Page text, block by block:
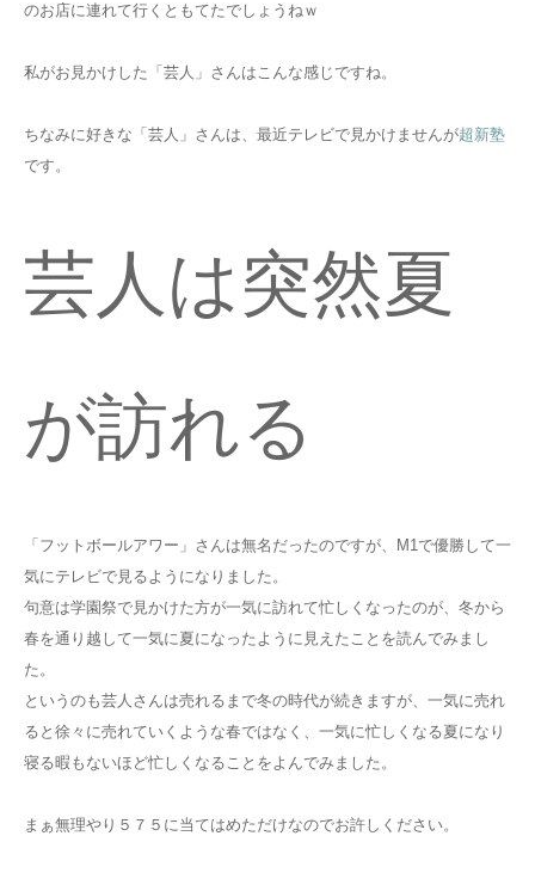
のお店に連れて行くともてたでしょうねｗ
私がお見かけした「芸人」さんはこんな感じですね。
ちなみに好きな「芸人」さんは、最近テレビで見かけませんが超新塾
です。
芸人は突然夏
が訪れる
「フットボールアワー」さんは無名だったのですが、M1で優勝して一
気にテレビで見るようになりました。
句意は学園祭で見かけた方が一気に訪れて忙しくなったのが、冬から
春を通り越して一気に夏になったように見えたことを読んでみまし
た。
というのも芸人さんは売れるまで冬の時代が続きますが、一気に売れ
ると徐々に売れていくような春ではなく、一気に忙しくなる夏になり
寝る暇もないほど忙しくなることをよんでみました。
まぁ無理やり５７５に当てはめただけなのでお許しください。